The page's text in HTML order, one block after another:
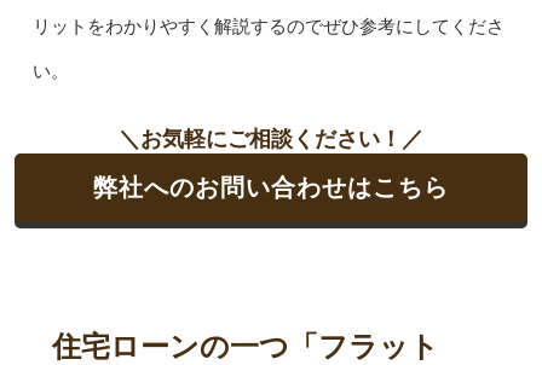
リットをわかりやすく解説するのでぜひ参考にしてくださ
い。
＼お気軽にご相談ください！／
弊社へのお問い合わせはこちら
住宅ローンの一つ「フラット